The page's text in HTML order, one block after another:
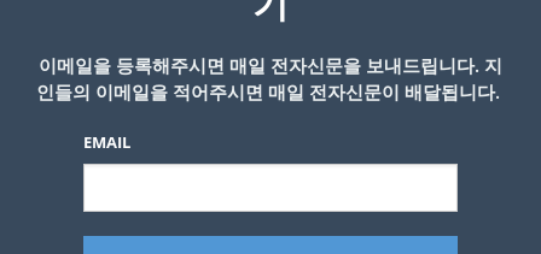
이메일을 등록해주시면 매일 전자신문을 보내드립니다. 지
인들의 이메일을 적어주시면 매일 전자신문이 배달됩니다.
EMAIL